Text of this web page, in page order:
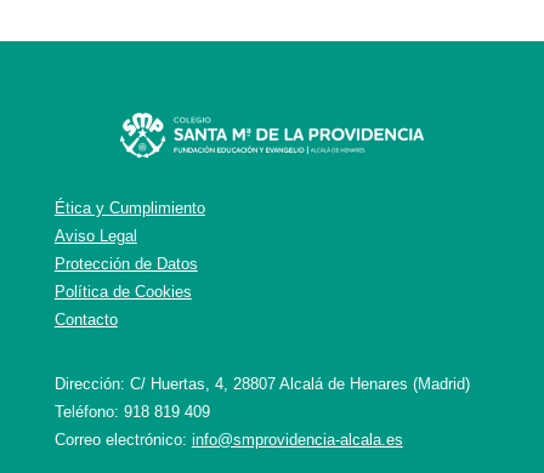
Ética y Cumplimiento
Aviso Legal
Protección de Datos
Política de Cookies
Contacto
Dirección: C/ Huertas, 4, 28807 Alcalá de Henares (Madrid)
Teléfono: 918 819 409
Correo electrónico: info@smprovidencia-alcala.es